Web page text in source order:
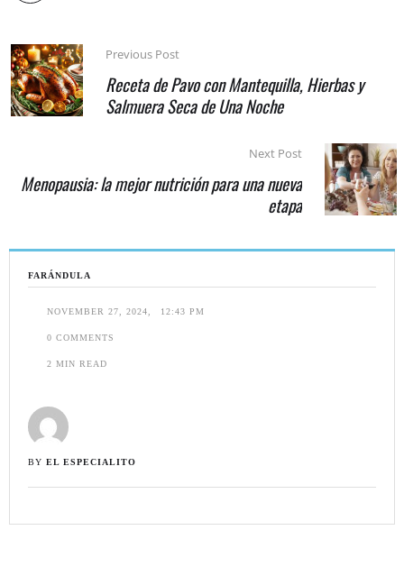
FARÁNDULA
NOVEMBER 27, 2024, 12:43 PM
0 COMMENTS
2 MIN READ
BY EL ESPECIALITO
Previous Post
Receta de Pavo con Mantequilla, Hierbas y
Salmuera Seca de Una Noche
Next Post
Menopausia: la mejor nutrición para una nueva
etapa